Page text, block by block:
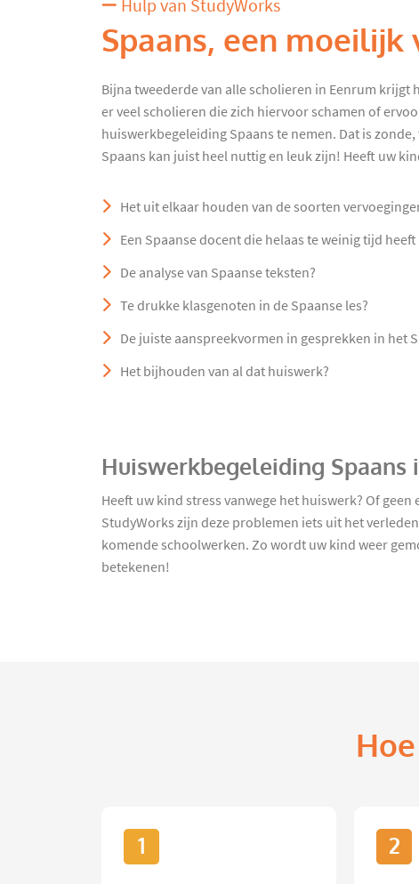
Hulp van StudyWorks
Spaans, een moeilijk
Bijna tweederde van alle scholieren in Eenrum krijgt
er veel scholieren die zich hiervoor schamen of
huiswerkbegeleiding Spaans te nemen. Dat is
Spaans kan juist heel nuttig en leuk zijn! Heeft uw
Het uit elkaar houden van de soorten
Een Spaanse docent die helaas te weinig tijd
De analyse van Spaanse teksten?
Te drukke klasgenoten in de Spaanse les?
De juiste aanspreekvormen in gesprekken in het
Het bijhouden van al dat huiswerk?
Huiswerkbegeleiding Spaans
Heeft uw kind stress vanwege het huiswerk? Of
StudyWorks zijn deze problemen iets uit het
komende schoolwerken. Zo wordt uw kind weer
betekenen!
1 2